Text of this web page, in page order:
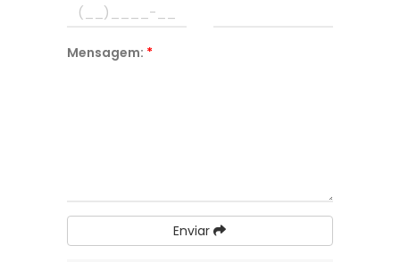
Mensagem: *
Enviar